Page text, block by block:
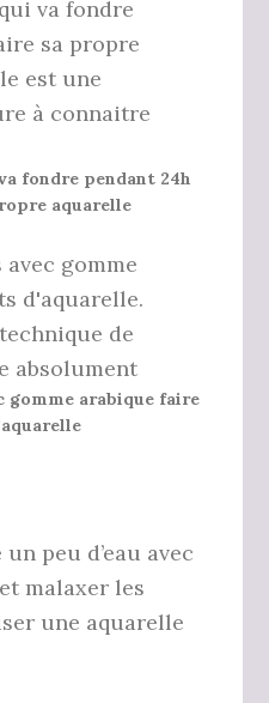
fondre pendant 24h
aquarelle
gomme arabique faire
peu d’eau avec
malaxer les
une aquarelle